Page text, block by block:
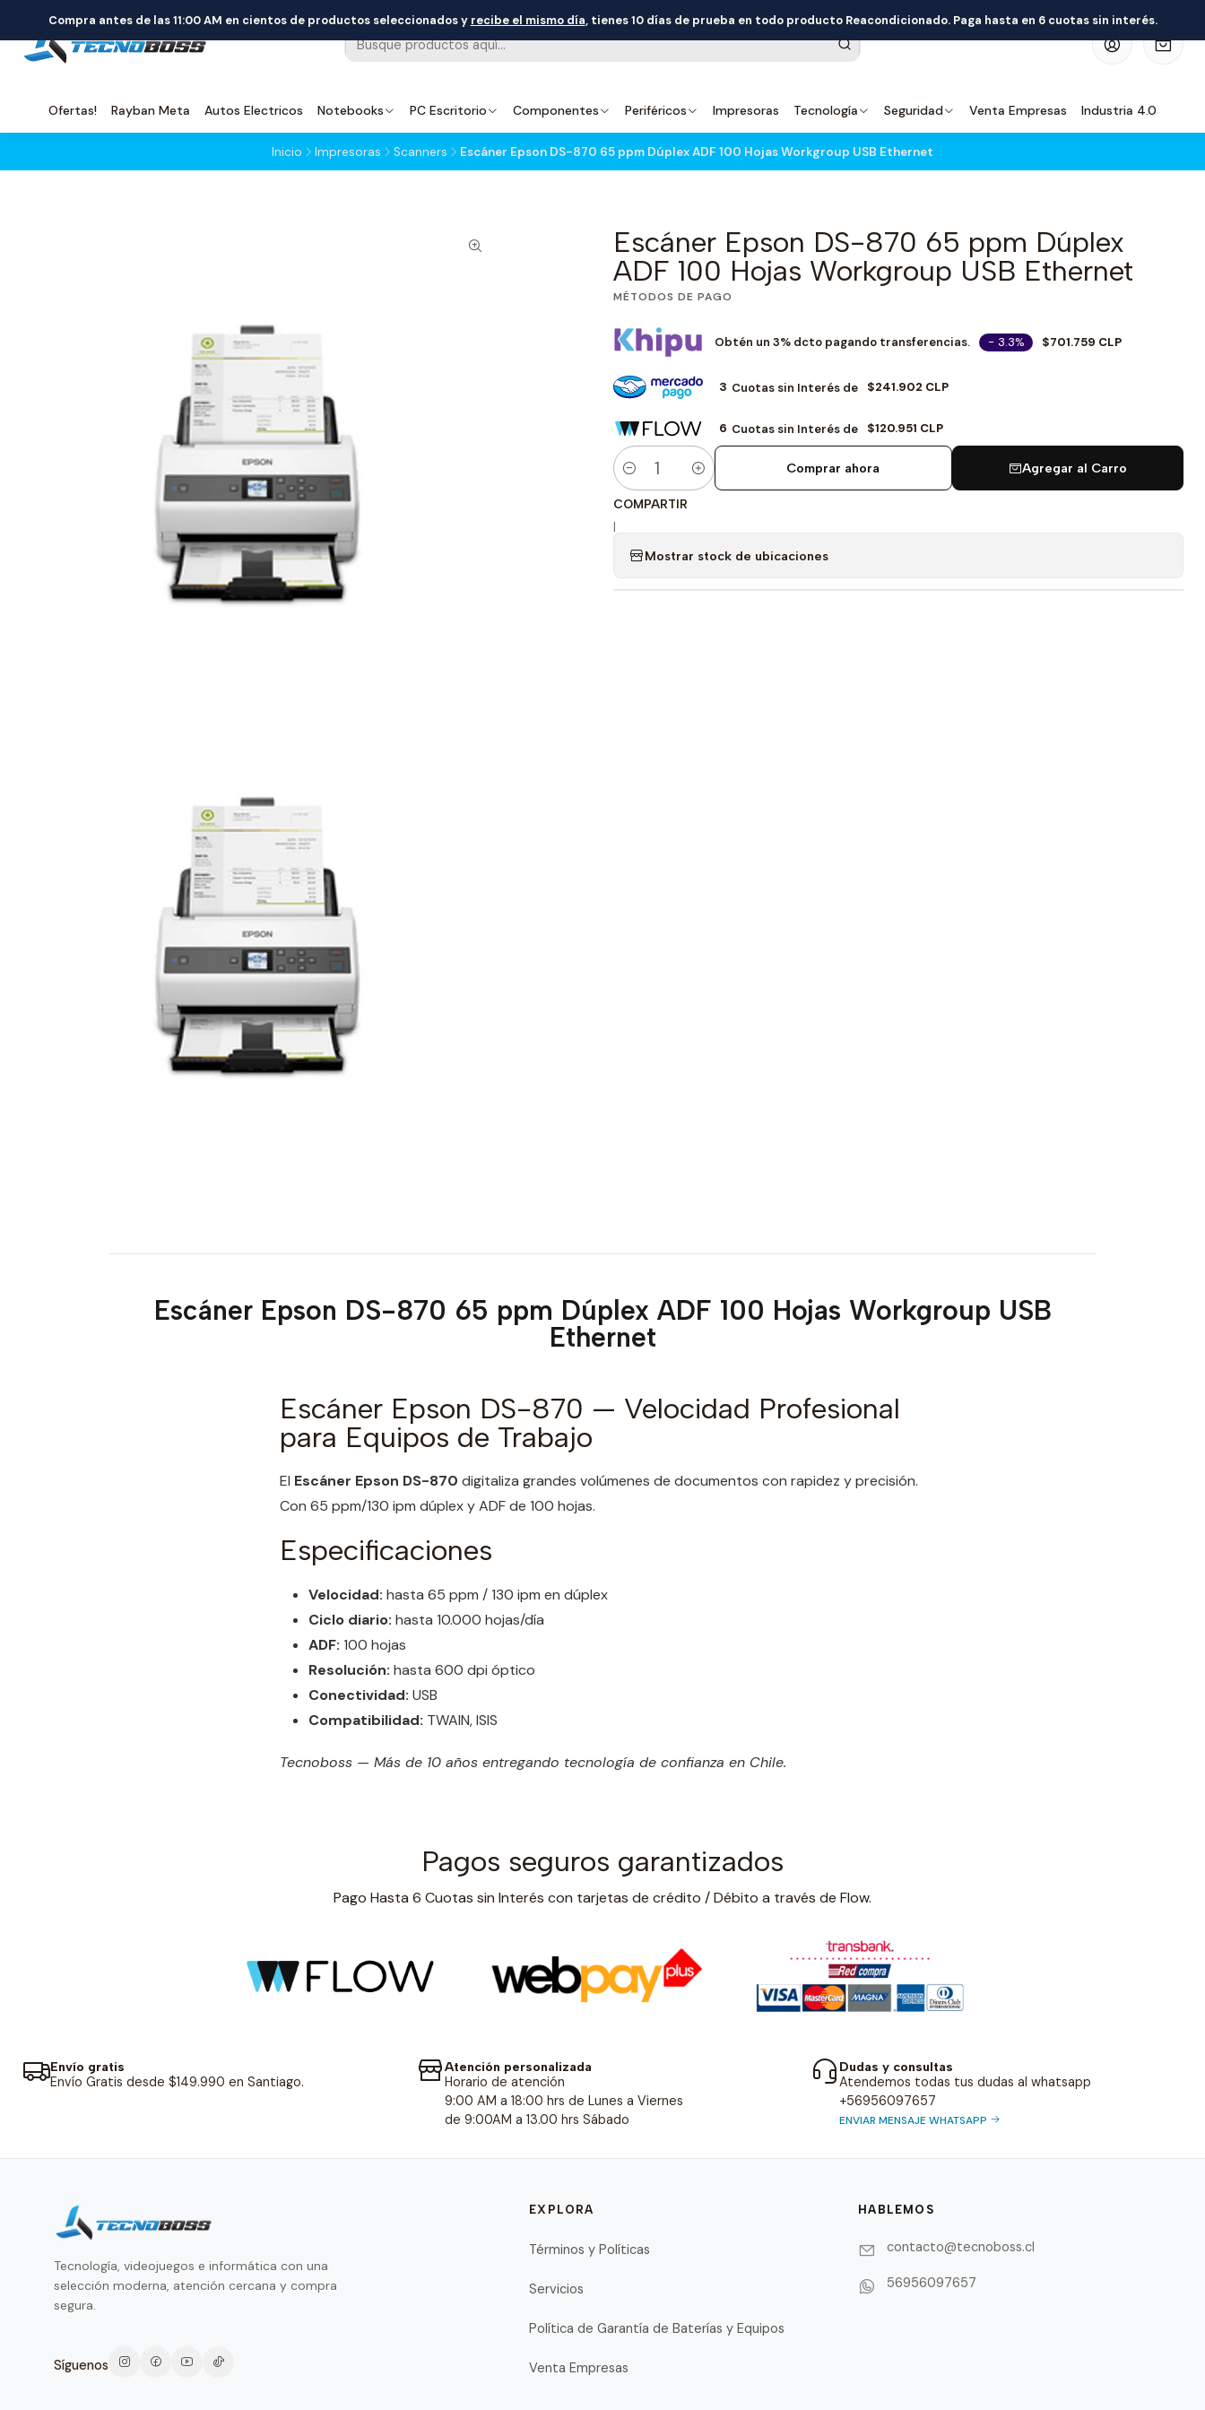
Ofertas! Rayban Meta Autos Electricos Notebooks PC Escritorio Componentes Periféricos Impresoras Tecnología Seguridad Venta Empresas Industria 4.0
Compra antes de las 11:00 AM en cientos de productos seleccionados y recibe el mismo día, tienes 10 días de prueba en todo producto Reacondicionado. Paga hasta en 6 cuotas sin interés.
Inicio Impresoras Scanners Escáner Epson DS-870 65 ppm Dúplex ADF 100 Hojas Workgroup USB Ethernet
Escáner Epson DS-870 65 ppm Dúplex
ADF 100 Hojas Workgroup USB Ethernet
MÉTODOS DE PAGO
Obtén un 3% dcto pagando transferencias. - 3.3% $701.759 CLP
3 Cuotas sin Interés de $241.902 CLP
6 Cuotas sin Interés de $120.951 CLP
Cantidad
Agregar al Carro
Comprar ahora
COMPARTIR
|
Mostrar stock de ubicaciones
Escáner Epson DS-870 65 ppm Dúplex ADF 100 Hojas Workgroup USB
Ethernet
Escáner Epson DS-870 — Velocidad Profesional
para Equipos de Trabajo
El Escáner Epson DS-870 digitaliza grandes volúmenes de documentos con rapidez y precisión.
Con 65 ppm/130 ipm dúplex y ADF de 100 hojas.
Especificaciones
Velocidad: hasta 65 ppm / 130 ipm en dúplex
Ciclo diario: hasta 10.000 hojas/día
ADF: 100 hojas
Resolución: hasta 600 dpi óptico
Conectividad: USB
Compatibilidad: TWAIN, ISIS
Tecnoboss — Más de 10 años entregando tecnología de confianza en Chile.
Pagos seguros garantizados
Pago Hasta 6 Cuotas sin Interés con tarjetas de crédito / Débito a través de Flow.
Envío gratis
Envío Gratis desde $149.990 en Santiago.
Atención personalizada
Horario de atención
9:00 AM a 18:00 hrs de Lunes a Viernes
de 9:00AM a 13.00 hrs Sábado
Dudas y consultas
Atendemos todas tus dudas al whatsapp
+56956097657
ENVIAR MENSAJE WHATSAPP
Tecnología, videojuegos e informática con una
selección moderna, atención cercana y compra
segura.
Síguenos
EXPLORA
Términos y Políticas
Servicios
Política de Garantía de Baterías y Equipos
Venta Empresas
HABLEMOS
contacto@tecnoboss.cl
56956097657